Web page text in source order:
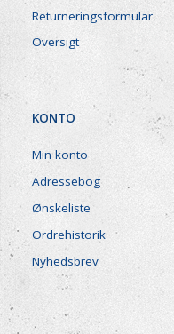
Returneringsformular
Oversigt
KONTO
Min konto
Adressebog
Ønskeliste
Ordrehistorik
Nyhedsbrev